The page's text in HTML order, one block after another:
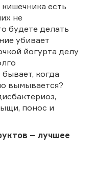
есть
не
будете делать
убивает
йогурта делу
когда
вымывается?
понос и
– лучшее